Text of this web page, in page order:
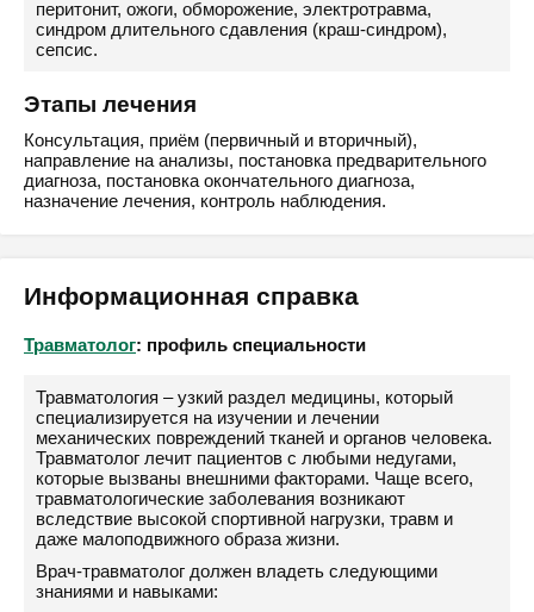
перитонит, ожоги, обморожение, электротравма,
синдром длительного сдавления (краш-синдром),
сепсис.
Этапы лечения
Консультация, приём (первичный и вторичный),
направление на анализы, постановка предварительного
диагноза, постановка окончательного диагноза,
назначение лечения, контроль наблюдения.
Информационная справка
Травматолог: профиль специальности
Травматология – узкий раздел медицины, который
специализируется на изучении и лечении
механических повреждений тканей и органов человека.
Травматолог лечит пациентов с любыми недугами,
которые вызваны внешними факторами. Чаще всего,
травматологические заболевания возникают
вследствие высокой спортивной нагрузки, травм и
даже малоподвижного образа жизни.
Врач-травматолог должен владеть следующими
знаниями и навыками: